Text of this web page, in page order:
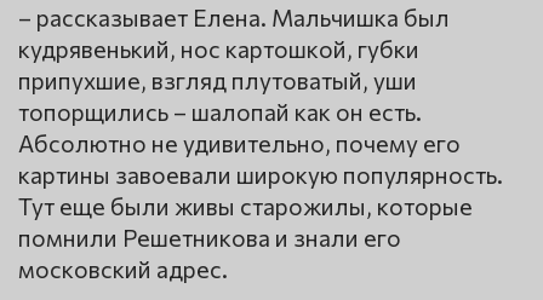
– рассказывает Елена. Мальчишка был
кудрявенький, нос картошкой, губки
припухшие, взгляд плутоватый, уши
топорщились – шалопай как он есть.
Абсолютно не удивительно, почему его
картины завоевали широкую популярность.
Тут еще были живы старожилы, которые
помнили Решетникова и знали его
московский адрес.